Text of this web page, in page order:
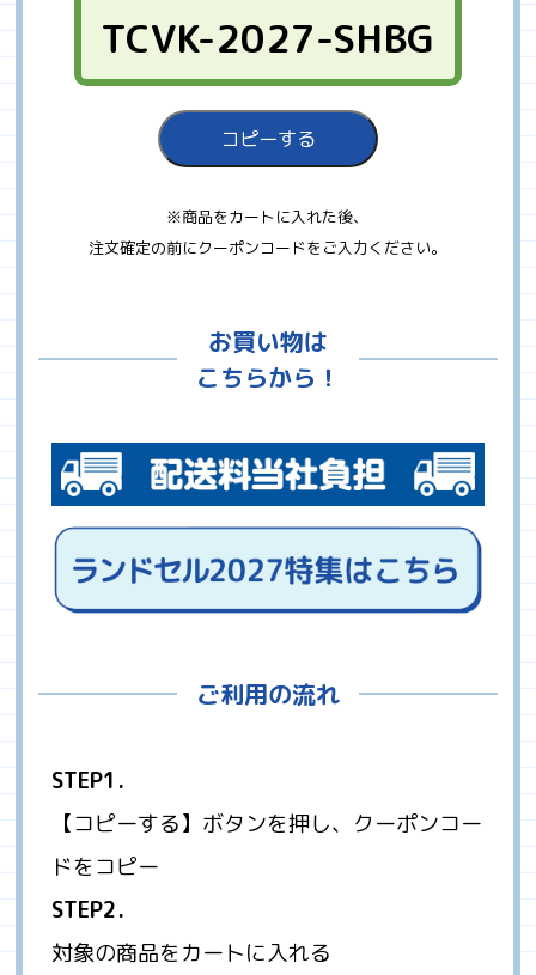
TCVK-2027-SHBG
コピーする
※商品をカートに入れた後、
注文確定の前にクーポンコードをご入力ください。
お買い物は
こちらから！
ご利用の流れ
STEP1.
【コピーする】ボタンを押し、クーポンコー
ドをコピー
STEP2.
対象の商品をカートに入れる